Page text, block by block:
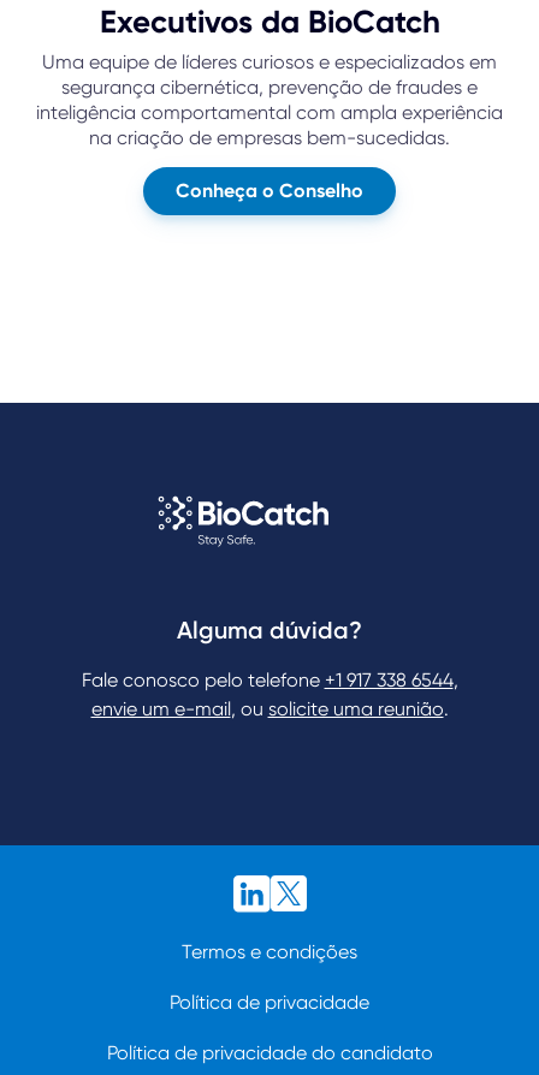
Executivos da BioCatch
Uma equipe de líderes curiosos e especializados em
segurança cibernética, prevenção de fraudes e
inteligência comportamental com ampla experiência
na criação de empresas bem-sucedidas.
Conheça o Conselho
Alguma dúvida?
Fale conosco pelo telefone +1 917 338 6544,
envie um e-mail, ou solicite uma reunião.
Termos e condições
Política de privacidade
Política de privacidade do candidato